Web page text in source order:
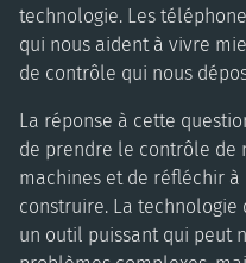
technologie. Les
qui nous aident à vivre
de contrôle qui nous
La réponse à cette
de prendre le contrôle de
machines et de réfléchir à
construire. La
un outil puissant qui peut